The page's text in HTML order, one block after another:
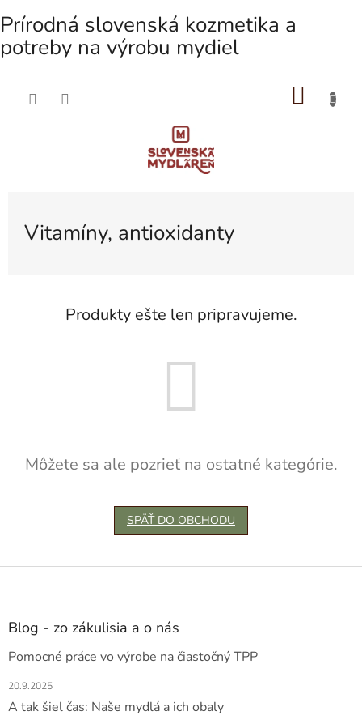
Prírodná slovenská kozmetika a
potreby na výrobu mydiel
Vitamíny, antioxidanty
Produkty ešte len pripravujeme.
Môžete sa ale pozrieť na ostatné kategórie.
SPÄŤ DO OBCHODU
Z
Blog - zo zákulisia a o nás
Pomocné práce vo výrobe na čiastočný TPP
20.9.2025
A tak šiel čas: Naše mydlá a ich obaly